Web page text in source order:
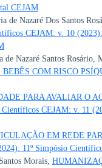
CEJAM
de Nazaré Dos Santos
CEJAM: v. 10
Nazaré Santos Rosário,
COM RISCO
PARA AVALIAR O
Científicos CEJAM: v. 11
EM REDE
11º Simpósio
Morais,